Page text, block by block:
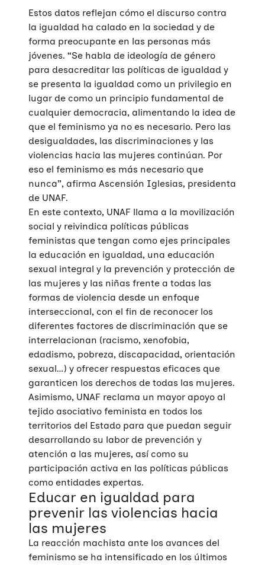
Estos datos reflejan cómo el discurso contra
la igualdad ha calado en la sociedad y de
forma preocupante en las personas más
jóvenes. “Se habla de ideología de género
para desacreditar las políticas de igualdad y
se presenta la igualdad como un privilegio en
lugar de como un principio fundamental de
cualquier democracia, alimentando la idea de
que el feminismo ya no es necesario. Pero las
desigualdades, las discriminaciones y las
violencias hacia las mujeres continúan. Por
eso el feminismo es más necesario que
nunca”, afirma Ascensión Iglesias, presidenta
de UNAF.
En este contexto, UNAF llama a la movilización
social y reivindica políticas públicas
feministas que tengan como ejes principales
la educación en igualdad, una educación
sexual integral y la prevención y protección de
las mujeres y las niñas frente a todas las
formas de violencia desde un enfoque
interseccional, con el fin de reconocer los
diferentes factores de discriminación que se
interrelacionan (racismo, xenofobia,
edadismo, pobreza, discapacidad, orientación
sexual…) y ofrecer respuestas eficaces que
garanticen los derechos de todas las mujeres.
Asimismo, UNAF reclama un mayor apoyo al
tejido asociativo feminista en todos los
territorios del Estado para que puedan seguir
desarrollando su labor de prevención y
atención a las mujeres, así como su
participación activa en las políticas públicas
como entidades expertas.
Educar en igualdad para
prevenir las violencias hacia
las mujeres
La reacción machista ante los avances del
feminismo se ha intensificado en los últimos